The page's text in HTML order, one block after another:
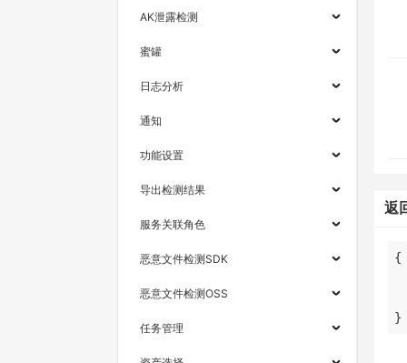
AK泄露检测
蜜罐
日志分析
通知
功能设置
导出检测结果
服务关联角色
恶意文件检测SDK
恶意文件检测OSS
任务管理
返
}